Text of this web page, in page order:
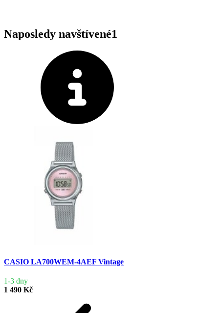
Naposledy navštívené1
CASIO LA700WEM-4AEF Vintage
1-3 dny
1 490 Kč